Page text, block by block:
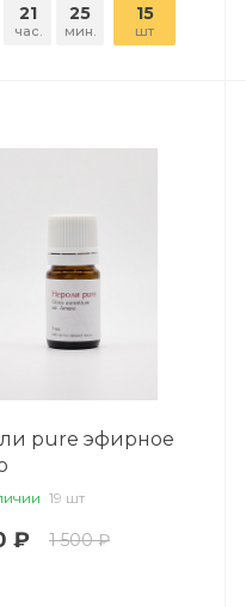
21
час.
25
мин.
15
шт
pure эфирное
19 шт
₽ 1 500 ₽